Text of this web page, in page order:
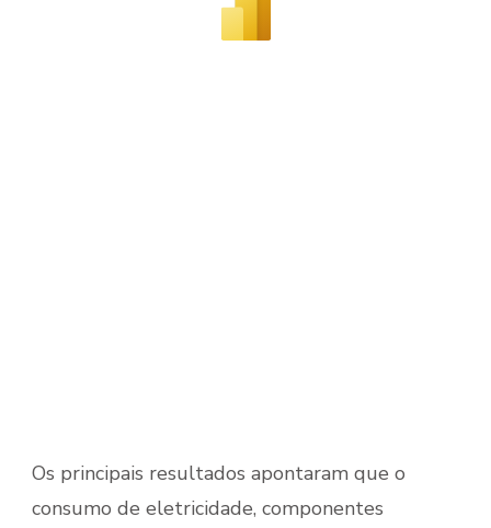
Os principais resultados apontaram que o
consumo de eletricidade, componentes